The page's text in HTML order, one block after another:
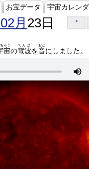
お宝データ 宇宙カレン
月 23日 >
宙
ゅう
の電波
でんぱ
を音
おと
にしました。